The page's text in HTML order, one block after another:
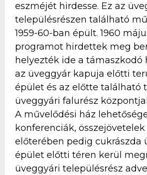
eszméjét hirdesse. Ez az
településrészen található
1959-60-ban épült. 1960
programot hirdettek meg
helyezték ide a támaszkodó
az üveggyár kapuja előtti
épület és az előtte található
üveggyári falurész
A művelődési ház
konferenciák, összejövetelek
előterében pedig cukrászda
épület előtti téren kerül
üveggyári településrész